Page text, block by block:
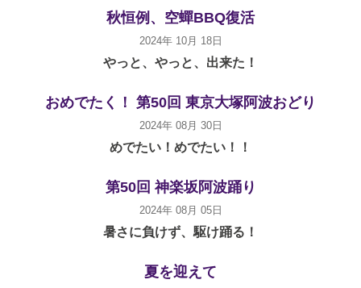
秋恒例、空蟬BBQ復活
2024年 10月 18日
やっと、やっと、出来た！
おめでたく！ 第50回 東京大塚阿波おどり
2024年 08月 30日
めでたい！めでたい！！
第50回 神楽坂阿波踊り
2024年 08月 05日
暑さに負けず、駆け踊る！
夏を迎えて